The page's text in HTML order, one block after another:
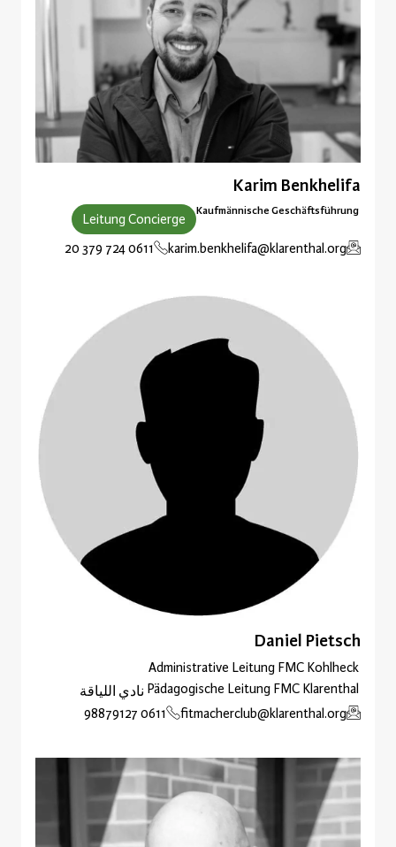
Karim Benkhelifa
Kaufmännische Geschäftsführung
Leitung Concierge
karim.benkhelifa@klarenthal.org
0611 724 379 20
Daniel Pietsch
Administrative Leitung FMC Kohlheck
Pädagogische Leitung FMC Klarenthal نادي اللياقة
fitmacherclub@klarenthal.org
0611 98879127